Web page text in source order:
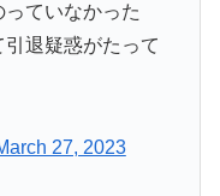
ていなかった
退疑惑がたって
27, 2023